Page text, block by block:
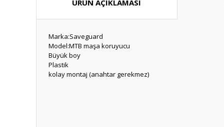
ÜRÜN AÇIKLAMASI
Marka:Saveguard
Model:MTB maşa koruyucu
Büyük boy
Plastik
kolay montaj (anahtar gerekmez)